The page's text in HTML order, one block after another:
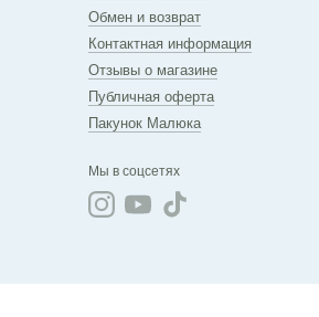
Обмен и возврат
Контактная информация
Отзывы о магазине
Публичная оферта
Пакунок Малюка
Мы в соцсетях